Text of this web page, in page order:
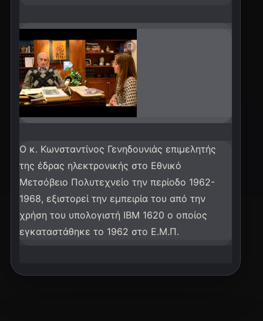
Ο κ. Κωνσταντίνος Γενηδουνιάς επιμελητής
της έδρας ηλεκτρονικής στο Εθνικό
Μετσόβειο Πολυτεχνείο την περίοδο 1962-
1968, εξιστορεί την εμπειρία του από την
χρήση του υπολογιστή IBM 1620 ο οποίος
εγκαταστάθηκε το 1962 στο Ε.Μ.Π.